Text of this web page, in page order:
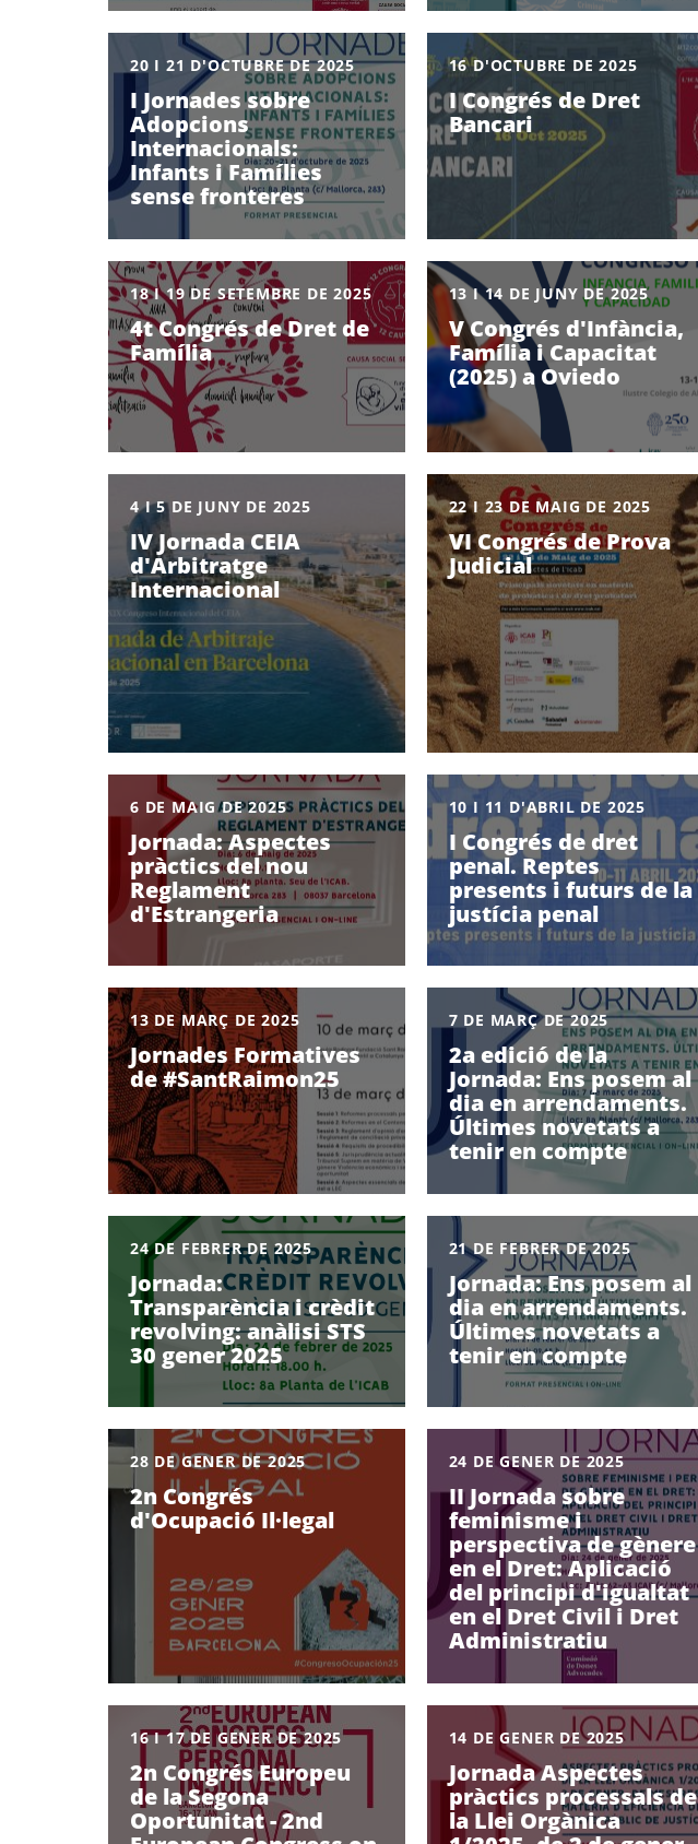
20 I 21 D'OCTUBRE DE 2025
I Jornades sobre
Adopcions
Internacionals:
Infants i Famílies
sense fronteres
16 D'OCTUBRE DE 2025
I Congrés de Dret
Bancari
18 I 19 DE SETEMBRE DE 2025
4t Congrés de Dret de
Família
13 I 14 DE JUNY DE 2025
V Congrés d'Infància,
Família i Capacitat
(2025) a Oviedo
4 I 5 DE JUNY DE 2025
IV Jornada CEIA
d'Arbitratge
Internacional
22 I 23 DE MAIG DE 2025
VI Congrés de Prova
Judicial
6 DE MAIG DE 2025
Jornada: Aspectes
pràctics del nou
Reglament
d'Estrangeria
10 I 11 D'ABRIL DE 2025
I Congrés de dret
penal. Reptes
presents i futurs de la
justícia penal
13 DE MARÇ DE 2025
Jornades Formatives
de #SantRaimon25
7 DE MARÇ DE 2025
2a edició de la
Jornada: Ens posem al
dia en arrendaments.
Últimes novetats a
tenir en compte
24 DE FEBRER DE 2025
Jornada:
Transparència i crèdit
revolving: anàlisi STS
30 gener 2025
21 DE FEBRER DE 2025
Jornada: Ens posem al
dia en arrendaments.
Últimes novetats a
tenir en compte
28 DE GENER DE 2025
2n Congrés
d'Ocupació Il·legal
24 DE GENER DE 2025
II Jornada sobre
feminisme i
perspectiva de gènere
en el Dret: Aplicació
del principi d'igualtat
en el Dret Civil i Dret
Administratiu
16 I 17 DE GENER DE 2025
2n Congrés Europeu
de la Segona
Oportunitat - 2nd
14 DE GENER DE 2025
Jornada Aspectes
pràctics processals de
la Llei Orgànica